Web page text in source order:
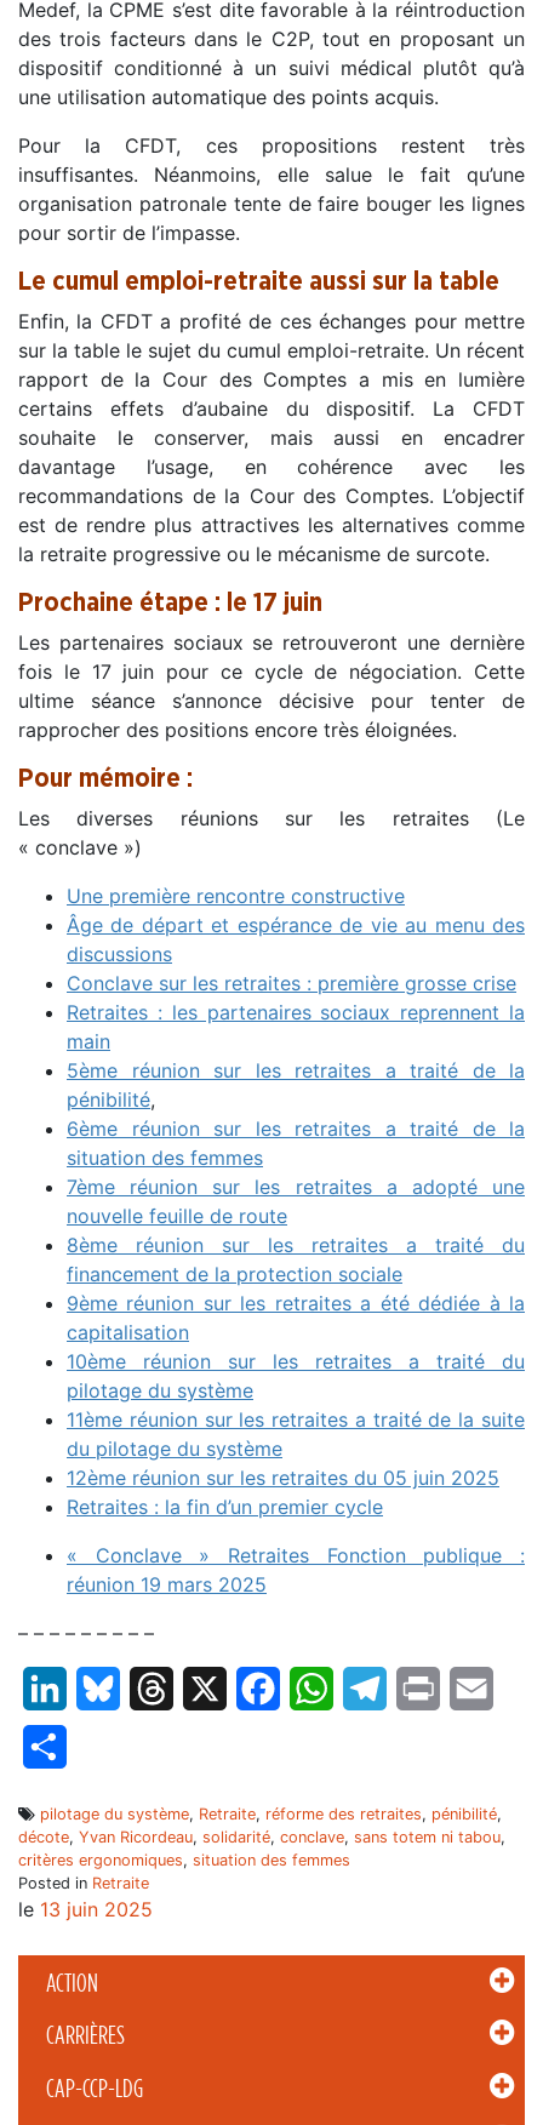
ACTION
CARRIÈRES
CAP-CCP-LDG
Medef, la CPME s’est dite favorable à la réintroduction
des trois facteurs dans le C2P, tout en proposant un
dispositif conditionné à un suivi médical plutôt qu’à
une utilisation automatique des points acquis.
Pour la CFDT, ces propositions restent très
insuffisantes. Néanmoins, elle salue le fait qu’une
organisation patronale tente de faire bouger les lignes
pour sortir de l’impasse.
Le cumul emploi-retraite aussi sur la table
Enfin, la CFDT a profité de ces échanges pour mettre
sur la table le sujet du cumul emploi-retraite. Un récent
rapport de la Cour des Comptes a mis en lumière
certains effets d’aubaine du dispositif. La CFDT
souhaite le conserver, mais aussi en encadrer
davantage l’usage, en cohérence avec les
recommandations de la Cour des Comptes. L’objectif
est de rendre plus attractives les alternatives comme
la retraite progressive ou le mécanisme de surcote.
Prochaine étape : le 17 juin
Les partenaires sociaux se retrouveront une dernière
fois le 17 juin pour ce cycle de négociation. Cette
ultime séance s’annonce décisive pour tenter de
rapprocher des positions encore très éloignées.
Pour mémoire :
Les diverses réunions sur les retraites (Le
« conclave »)
Une première rencontre constructive
Âge de départ et espérance de vie au menu des
discussions
Conclave sur les retraites : première grosse crise
Retraites : les partenaires sociaux reprennent la
main
5ème réunion sur les retraites a traité de la
pénibilité,
6ème réunion sur les retraites a traité de la
situation des femmes
7ème réunion sur les retraites a adopté une
nouvelle feuille de route
8ème réunion sur les retraites a traité du
financement de la protection sociale
9ème réunion sur les retraites a été dédiée à la
capitalisation
10ème réunion sur les retraites a traité du
pilotage du système
11ème réunion sur les retraites a traité de la suite
du pilotage du système
12ème réunion sur les retraites du 05 juin 2025
Retraites : la fin d’un premier cycle
« Conclave » Retraites Fonction publique :
réunion 19 mars 2025
– – – – – – – – –
LinkedInBluesky Threads FacebookWhatsAppTelegram
Print
pilotage du système, Retraite, réforme des retraites, pénibilité,
décote, Yvan Ricordeau, solidarité, conclave, sans totem ni tabou,
critères ergonomiques, situation des femmes
Posted in Retraite
le 13 juin 2025